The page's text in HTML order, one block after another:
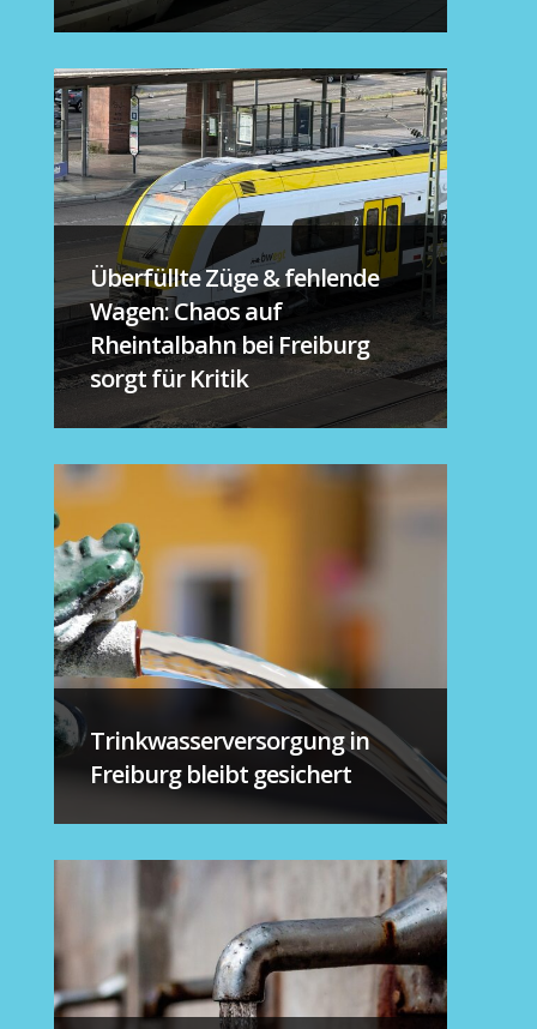
Überfüllte Züge & fehlende
Wagen: Chaos auf
Rheintalbahn bei Freiburg
sorgt für Kritik
Trinkwasserversorgung in
Freiburg bleibt gesichert